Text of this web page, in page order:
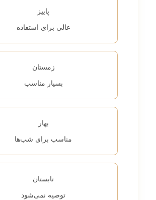
پاییز
عالی برای استفاده
زمستان
بسیار مناسب
بهار
مناسب برای شب‌ها
تابستان
توصیه نمی‌شود